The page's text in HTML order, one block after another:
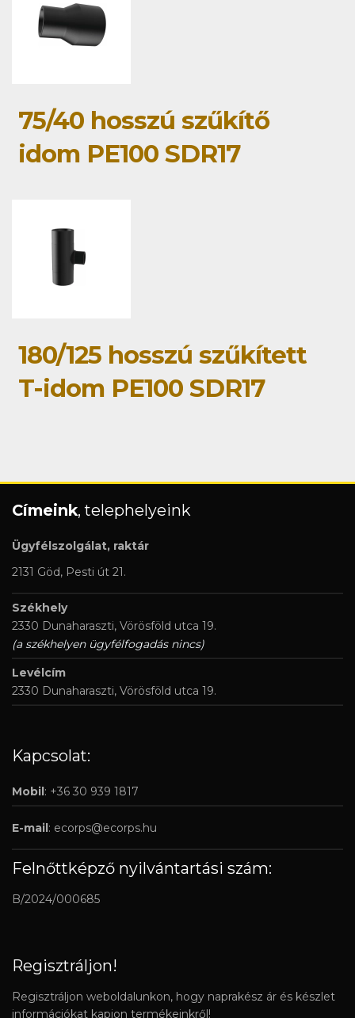
75/40 hosszú szűkítő
idom PE100 SDR17
180/125 hosszú szűkített
T-idom PE100 SDR17
Címeink, telephelyeink
Ügyfélszolgálat, raktár
2131 Göd, Pesti út 21.
Székhely
2330 Dunaharaszti, Vörösföld utca 19.
(a székhelyen ügyfélfogadás nincs)
Levélcím
2330 Dunaharaszti, Vörösföld utca 19.
Kapcsolat:
Mobil: +36 30 939 1817
E-mail: ecorps@ecorps.hu
Felnőttképző nyilvántartási szám:
B/2024/000685
Regisztráljon!
Regisztráljon weboldalunkon, hogy naprakész ár és készlet
információkat kapjon termékeinkről!